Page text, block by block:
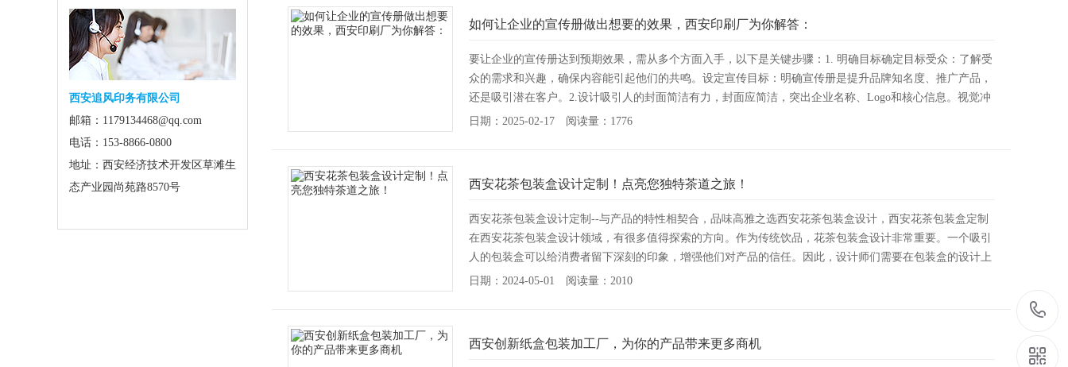
西安追风印务有限公司
邮箱：1179134468@qq.com
电话：153-8866-0800
地址：西安经济技术开发区草滩生
态产业园尚苑路8570号
如何让企业的宣传册做出想要的效果，西安印刷厂为你解答：
要让企业的宣传册达到预期效果，需从多个方面入手，以下是关键步骤：1. 明确目标确定目标受众：了解受
众的需求和兴趣，确保内容能引起他们的共鸣。设定宣传目标：明确宣传册是提升品牌知名度、推广产品，
还是吸引潜在客户。2.设计吸引人的封面简洁有力，封面应简洁，突出企业名称、Logo和核心信息。视觉冲
击：使...[详情]
日期：2025-02-17 阅读量：1776
西安花茶包装盒设计定制！点亮您独特茶道之旅！
西安花茶包装盒设计定制--与产品的特性相契合，品味高雅之选西安花茶包装盒设计，西安花茶包装盒定制
在西安花茶包装盒设计领域，有很多值得探索的方向。作为传统饮品，花茶包装盒设计非常重要。一个吸引
人的包装盒可以给消费者留下深刻的印象，增强他们对产品的信任。因此，设计师们需要在包装盒的设计上
下一... [详情]
日期：2024-05-01 阅读量：2010
西安创新纸盒包装加工厂，为你的产品带来更多商机